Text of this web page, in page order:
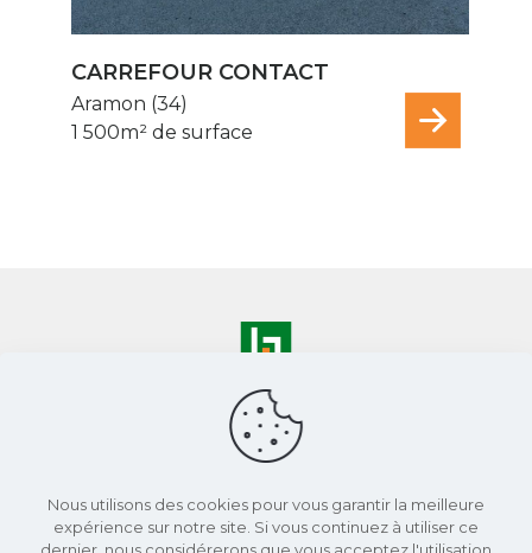
CARREFOUR CONTACT
Aramon (34)
1 500m² de surface
Nous utilisons des cookies pour vous garantir la meilleure
expérience sur notre site. Si vous continuez à utiliser ce